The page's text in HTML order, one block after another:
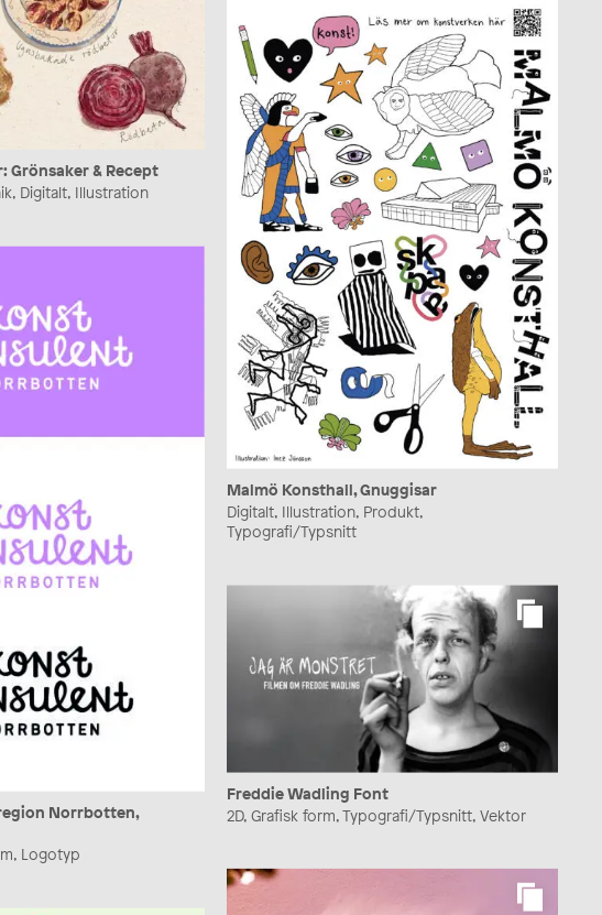
Grönsaker & Recept
Digitalt, Illustration
Malmö Konsthall, Gnuggisar
Digitalt, Illustration, Produkt,
Typografi/Typsnitt
Norrbotten,
Logotyp
Freddie Wadling Font
2D, Grafisk form, Typografi/Typsnitt, Vektor